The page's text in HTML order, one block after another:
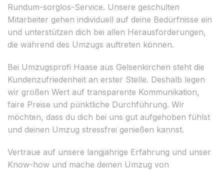
Rundum-sorglos-Service. Unsere geschulten
Mitarbeiter gehen individuell auf deine Bedürfnisse ein
und unterstützen dich bei allen Herausforderungen,
die während des Umzugs auftreten können.
Bei Umzugsprofi Haase aus Gelsenkirchen steht die
Kundenzufriedenheit an erster Stelle. Deshalb legen
wir großen Wert auf transparente Kommunikation,
faire Preise und pünktliche Durchführung. Wir
möchten, dass du dich bei uns gut aufgehoben fühlst
und deinen Umzug stressfrei genießen kannst.
Vertraue auf unsere langjährige Erfahrung und unser
Know-how und mache deinen Umzug von